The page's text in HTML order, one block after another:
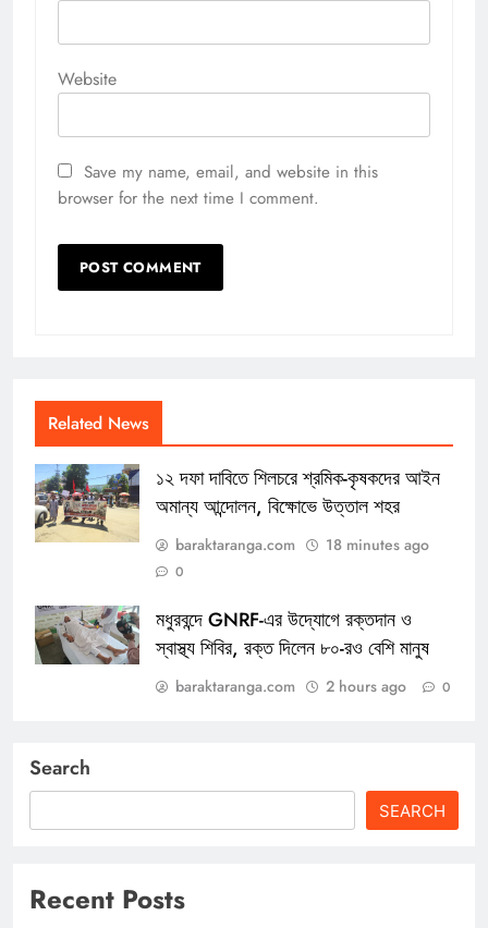
Website
Save my name, email, and website in this
browser for the next time I comment.
Related News
১২ দফা দাবিতে শিলচরে শ্রমিক-কৃষকদের আইন
অমান্য আন্দোলন, বিক্ষোভে উত্তাল শহর
baraktaranga.com 18 minutes ago
0
মধুরবন্দে GNRF-এর উদ্যোগে রক্তদান ও
স্বাস্থ্য শিবির, রক্ত দিলেন ৮০-রও বেশি মানুষ
baraktaranga.com 2 hours ago 0
Search
SEARCH
Recent Posts